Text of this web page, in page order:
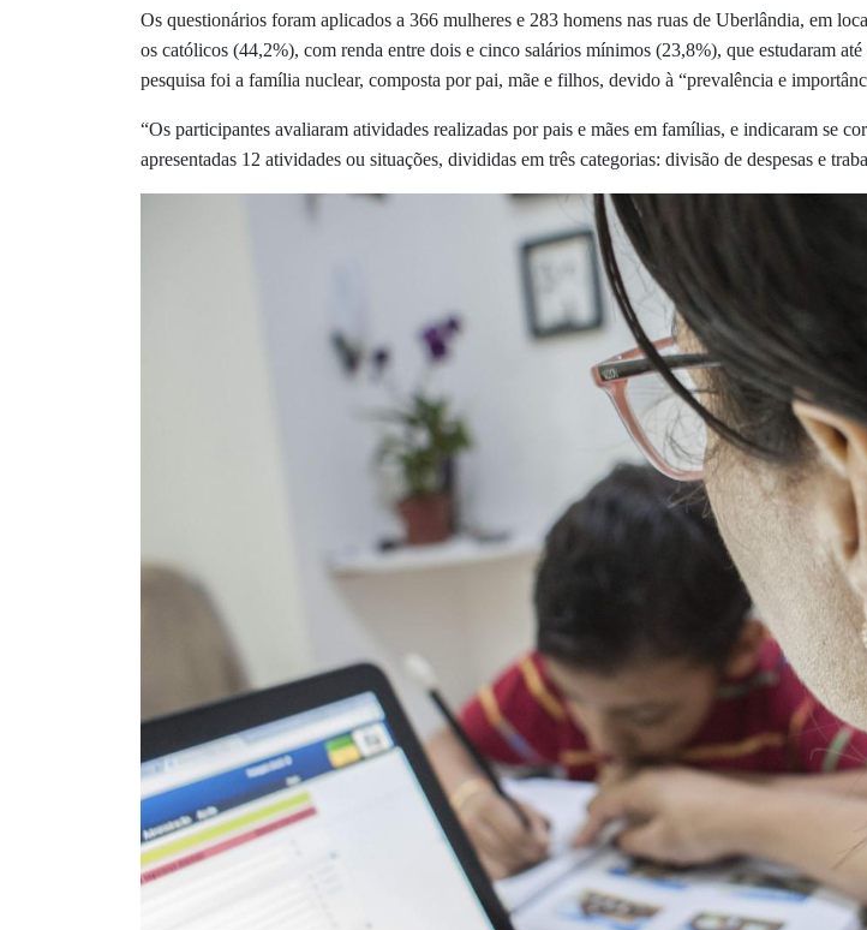
Os questionários foram aplicados a 366 mulheres e 283 homens nas ruas de Uberlândia, em
os católicos (44,2%), com renda entre dois e cinco salários mínimos (23,8%), que estudaram
pesquisa foi a família nuclear, composta por pai, mãe e filhos, devido à “prevalência e
“Os participantes avaliaram atividades realizadas por pais e mães em famílias, e indicaram se
apresentadas 12 atividades ou situações, divididas em três categorias: divisão de despesas e